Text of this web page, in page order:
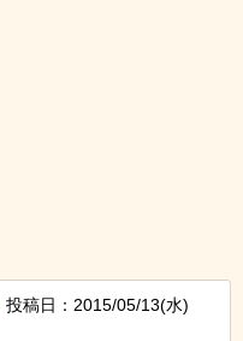
投稿日：2015/05/13(水)